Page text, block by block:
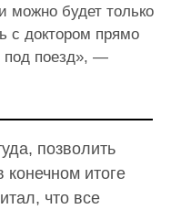
можно будет только
с доктором прямо
под поезд», —
позволить
итоге
что все